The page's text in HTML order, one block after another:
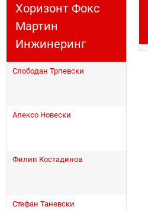
Хоризонт Фокс
Мартин
Инжинеринг
Слободан Трпевски
Алексо Новески
Филип Костадинов
Стефан Таневски